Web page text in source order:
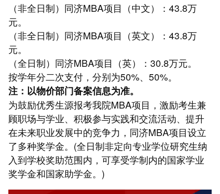
（非全日制）同济MBA项目（中文）：43.8万
元。
（非全日制）同济MBA项目（英文）：43.8万
元。
（全日制）同济MBA项目（英）：30.8万元。
按学年分二次支付，分别为50%、50%。
注：以物价部门备案信息为准。
为鼓励优秀生源报考我院MBA项目，激励考生兼
顾职场与学业、积极参与实践和交流活动、提升
在未来职业发展中的竞争力，同济MBA项目设立
了多种奖学金。(全日制非定向专业学位研究生纳
入到学校奖助范围内，可享受学制内的国家学业
奖学金和国家助学金。)